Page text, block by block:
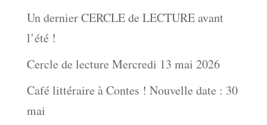
Un dernier CERCLE de LECTURE avant
l’été !
Cercle de lecture Mercredi 13 mai 2026
Café littéraire à Contes ! Nouvelle date : 30
mai